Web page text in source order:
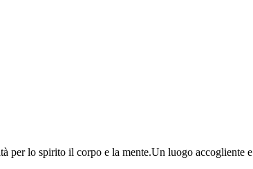
per lo spirito il corpo e la mente.Un luogo accogliente